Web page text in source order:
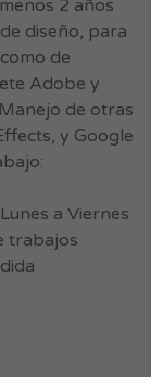
2 años
diseño, para
de
Adobe y
de otras
y Google
a Viernes
trabajos